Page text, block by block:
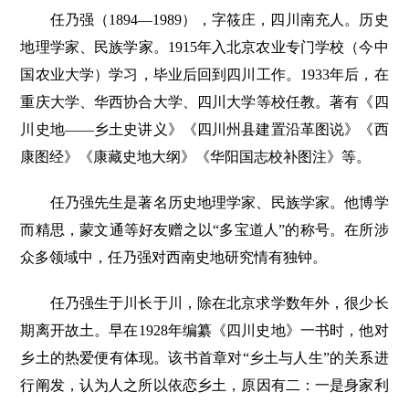
任乃强（1894—1989），字筱庄，四川南充人。历史
地理学家、民族学家。1915年入北京农业专门学校（今中
国农业大学）学习，毕业后回到四川工作。1933年后，在
重庆大学、华西协合大学、四川大学等校任教。著有《四
川史地——乡土史讲义》《四川州县建置沿革图说》《西
康图经》《康藏史地大纲》《华阳国志校补图注》等。
任乃强先生是著名历史地理学家、民族学家。他博学
而精思，蒙文通等好友赠之以“多宝道人”的称号。在所涉
众多领域中，任乃强对西南史地研究情有独钟。
任乃强生于川长于川，除在北京求学数年外，很少长
期离开故土。早在1928年编纂《四川史地》一书时，他对
乡土的热爱便有体现。该书首章对“乡土与人生”的关系进
行阐发，认为人之所以依恋乡土，原因有二：一是身家利